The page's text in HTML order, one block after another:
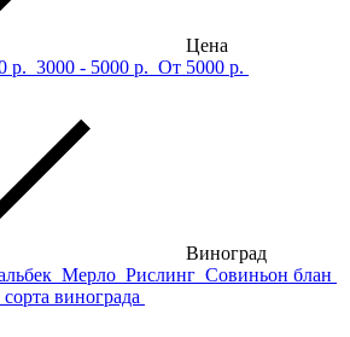
Цена
р. 3000 - 5000 р. От 5000 р.
Виноград
Мерло Рислинг Совиньон блан
винограда